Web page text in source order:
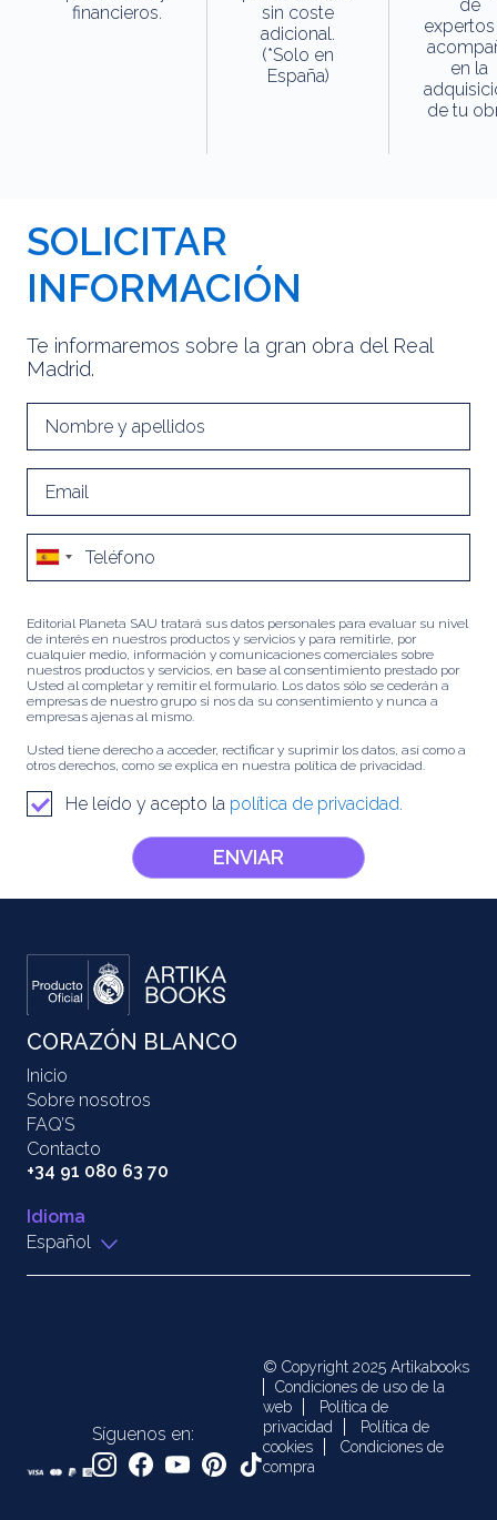
financieros.
sin coste
adicional.
(*Solo en
España)
de
en la
de tu
SOLICITAR
INFORMACIÓN
Te informaremos sobre la gran obra del Real
Madrid.
Editorial Planeta SAU tratará sus datos personales para evaluar su nivel
de interés en nuestros productos y servicios y para remitirle, por
cualquier medio, información y comunicaciones comerciales sobre
nuestros productos y servicios, en base al consentimiento prestado por
Usted al completar y remitir el formulario. Los datos sólo se cederán a
empresas de nuestro grupo si nos da su consentimiento y nunca a
empresas ajenas al mismo.
Usted tiene derecho a acceder, rectificar y suprimir los datos, así como a
otros derechos, como se explica en nuestra política de privacidad.
He leído y acepto la política de privacidad.
ENVIAR
CORAZÓN BLANCO
Inicio
Sobre nosotros
FAQ’S
Contacto
+34 91 080 63 70
Idioma
Español
Síguenos en:
© Copyright 2025 Artikabooks
Condiciones de uso de la
web
Política de
privacidad
Política de
cookies
Condiciones de
compra